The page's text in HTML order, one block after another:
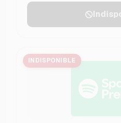
INDISPONIBLE